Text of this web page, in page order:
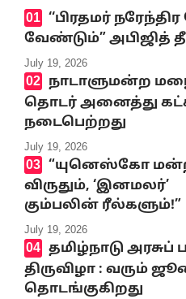
‘‘பிரதமர்
வேண்டும்” அபிஜித்
July 19, 2026
நாடாளுமன்ற
தொடர் அனைத்து
நடைபெற்றது
July 19, 2026
“யுனெஸ்கோ
விருதும், ‘இனமலர்’
கும்பலின் ரீல்களும்!”
July 19, 2026
தமிழ்நாடு
திருவிழா : வரும்
தொடங்குகிறது